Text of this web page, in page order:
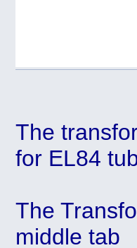
The
for EL84
The
middle tab